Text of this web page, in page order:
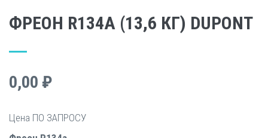
ФРЕОН R134A (13,6 КГ) DUPONT
0,00 ₽
Цена ПО ЗАПРОСУ